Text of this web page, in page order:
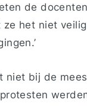
de
ze het niet
niet bij de